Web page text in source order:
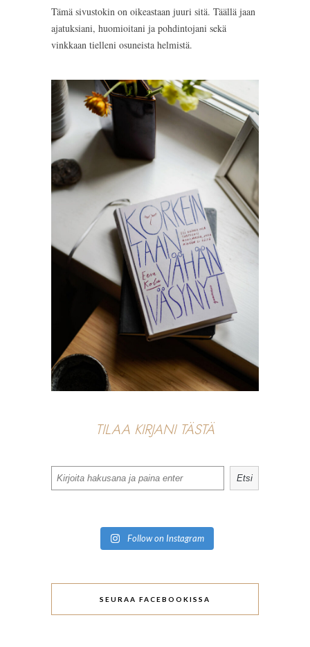
Tämä sivustokin on oikeastaan juuri sitä. Täällä jaan
ajatuksiani, huomioitani ja pohdintojani sekä
vinkkaan tielleni osuneista helmistä.
TILAA KIRJANI TÄSTÄ
Etsi
Follow on Instagram
SEURAA FACEBOOKISSA